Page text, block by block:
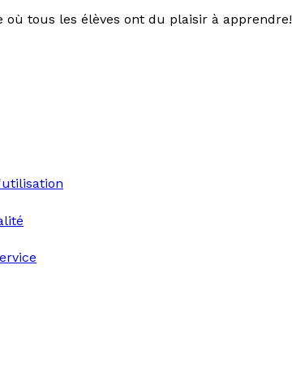
tous les élèves ont du plaisir à apprendre!